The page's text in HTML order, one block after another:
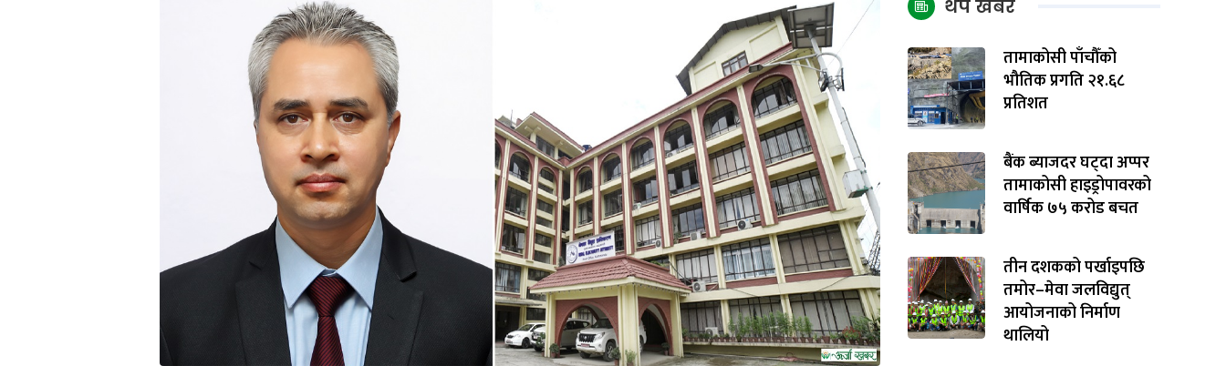
थप खबर
तामाकोसी पाँचौँको
भौतिक प्रगति २१.६८
प्रतिशत
बैंक ब्याजदर घट्दा अप्पर
तामाकोसी हाइड्रोपावरको
वार्षिक ७५ करोड बचत
तीन दशकको पर्खाइपछि
तमोर–मेवा जलविद्युत्
आयोजनाको निर्माण
थालियो